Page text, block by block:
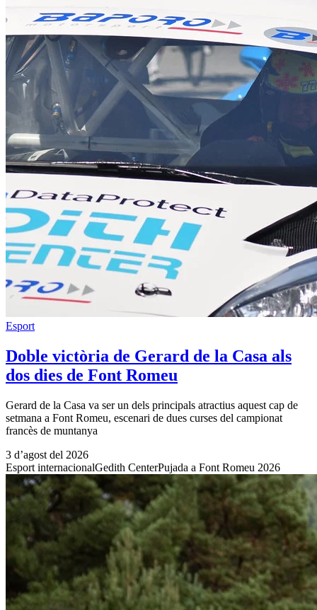
Esport
Doble victòria de Gerard de la Casa als
dos dies de Font Romeu
Gerard de la Casa va ser un dels principals atractius aquest cap de
setmana a Font Romeu, escenari de dues curses del campionat
francès de muntanya
3 d’agost del 2026
Esport internacionalGedith CenterPujada a Font Romeu 2026